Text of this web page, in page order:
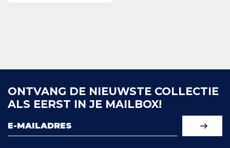
ONTVANG DE NIEUWSTE COLLECTIE
ALS EERST IN JE MAILBOX!